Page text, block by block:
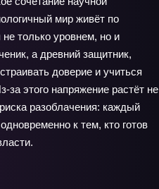
мир живёт по
только уровнем, но и
а древний защитник,
доверие и учиться
за этого напряжение растёт не
разоблачения: каждый
к тем, кто готов